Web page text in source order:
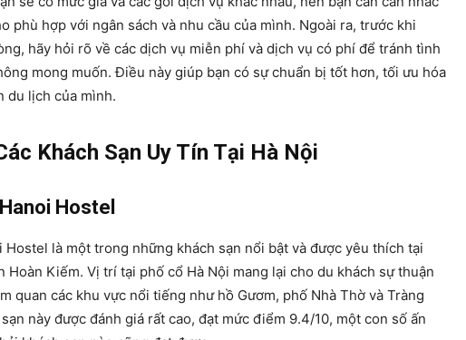
phù hợp với ngân sách và nhu cầu của mình. Ngoài ra, trước khi
hãy hỏi rõ về các dịch vụ miễn phí và dịch vụ có phí để tránh tình
mong muốn. Điều này giúp bạn có sự chuẩn bị tốt hơn, tối ưu hóa
du lịch của mình.
Khách Sạn Uy Tín Tại Hà Nội
Hostel
Hostel là một trong những khách sạn nổi bật và được yêu thích tại
Hoàn Kiếm. Vị trí tại phố cổ Hà Nội mang lại cho du khách sự thuận
quan các khu vực nổi tiếng như hồ Gươm, phố Nhà Thờ và Tràng
này được đánh giá rất cao, đạt mức điểm 9.4/10, một con số ấn